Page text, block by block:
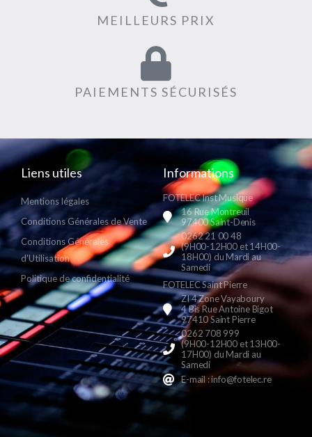
MEILLEURS PRIX
PAIEMENTS SÉCURISÉS
Liens utiles
Mentions légales
Conditions Générales de Vente
Conditions Générales
d'Utilisation
Politique de confidentialité
Informations
FOTELEC Inst Musique
16 Rue Montreuil
97400 Saint-Denis
0262 21 00 48
(9H00-12H00 et 14H00-
18H00) du Mardi au
Samedi
FOTELEC Saint Pierre
ZI 4 Zone Vayaboury
4 Bis Rue Antoine Bigot
97410 Saint Pierre
0262 708 999
(9H00-12H00 et 13H00-
17H00) du Mardi au
Samedi
E-mail : info@fotelec.re